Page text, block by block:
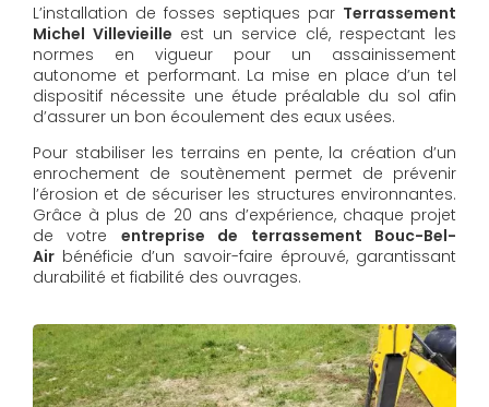
L’installation de fosses septiques par Terrassement
Michel Villevieille est un service clé, respectant les
normes en vigueur pour un assainissement
autonome et performant. La mise en place d’un tel
dispositif nécessite une étude préalable du sol afin
d’assurer un bon écoulement des eaux usées.
Pour stabiliser les terrains en pente, la création d’un
enrochement de soutènement permet de prévenir
l’érosion et de sécuriser les structures environnantes.
Grâce à plus de 20 ans d’expérience, chaque projet
de votre entreprise de terrassement Bouc-Bel-
Air bénéficie d’un savoir-faire éprouvé, garantissant
durabilité et fiabilité des ouvrages.